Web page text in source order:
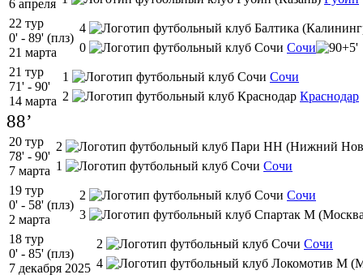
6 апреля
22 тур
0' - 89' (плз)
21 марта
4
0
Сочи
21 тур
71' - 90'
14 марта
1
Сочи
2
Краснодар
88’
20 тур
78' - 90'
7 марта
2
1
Сочи
19 тур
0' - 58' (плз)
2 марта
2
Сочи
3
18 тур
0' - 85' (плз)
7 декабря 2025
2
Сочи
4